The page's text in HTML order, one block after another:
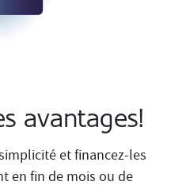
avantages!
et financez-les
en fin de mois ou de